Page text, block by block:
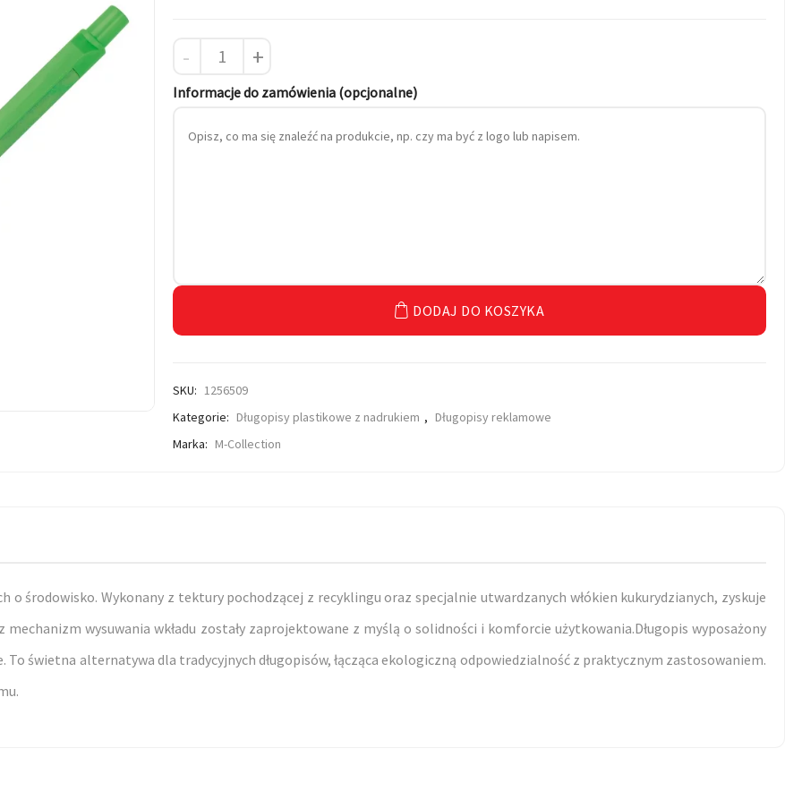
- +
Informacje do zamówienia (opcjonalne)
DODAJ DO KOSZYKA
SKU: 1256509
Kategorie: Długopisy plastikowe z nadrukiem , Długopisy reklamowe
Marka: M-Collection
środowisko. Wykonany z tektury pochodzącej z recyklingu oraz specjalnie utwardzanych włókien kukurydzianych, zyskuje
wysuwania wkładu zostały zaprojektowane z myślą o solidności i komforcie użytkowania.Długopis wyposażony
To świetna alternatywa dla tradycyjnych długopisów, łącząca ekologiczną odpowiedzialność z praktycznym zastosowaniem.